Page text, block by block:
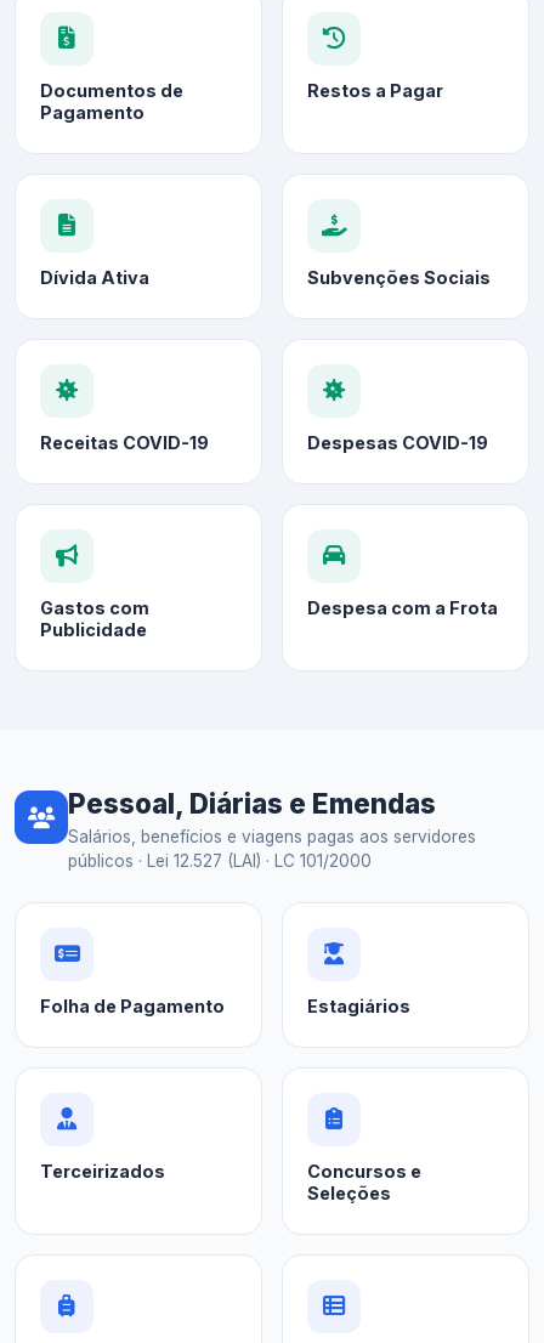
Documentos de
Pagamento
Restos a Pagar
Dívida Ativa Subvenções Sociais
Receitas COVID-19 Despesas COVID-19
Gastos com
Publicidade
Despesa com a Frota
Pessoal, Diárias e Emendas
Salários, benefícios e viagens pagas aos servidores
públicos · Lei 12.527 (LAI) · LC 101/2000
Folha de Pagamento Estagiários
Terceirizados
Concursos e
Seleções